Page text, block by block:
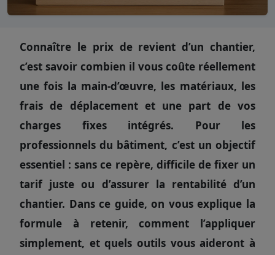
Connaître le prix de revient d’un chantier,
c’est savoir combien il vous coûte réellement
une fois la main-d’œuvre, les matériaux, les
frais de déplacement et une part de vos
charges fixes intégrés. Pour les
professionnels du bâtiment, c’est un objectif
essentiel : sans ce repère, difficile de fixer un
tarif juste ou d’assurer la rentabilité d’un
chantier. Dans ce guide, on vous explique la
formule à retenir, comment l’appliquer
simplement, et quels outils vous aideront à